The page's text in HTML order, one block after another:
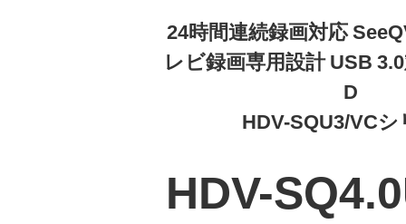
24時間連続録画対応
レビ録画専用設計 USB
D
HDV-SQU3/VC
HDV-